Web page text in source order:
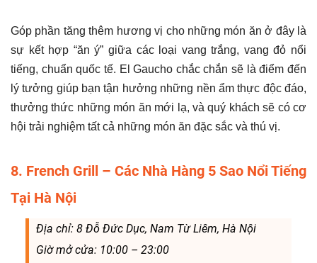
Góp phần tăng thêm hương vị cho những món ăn ở đây là
sự kết hợp “ăn ý” giữa các loại vang trắng, vang đỏ nổi
tiếng, chuẩn quốc tế. El Gaucho chắc chắn sẽ là điểm đến
lý tưởng giúp bạn tận hưởng những nền ẩm thực độc đáo,
thưởng thức những món ăn mới lạ, và quý khách sẽ có cơ
hội trải nghiệm tất cả những món ăn đặc sắc và thú vị.
8. French Grill – Các Nhà Hàng 5 Sao Nổi Tiếng
Tại Hà Nội
Địa chỉ: 8 Đỗ Đức Dục, Nam Từ Liêm, Hà Nội
Giờ mở cửa: 10:00 – 23:00